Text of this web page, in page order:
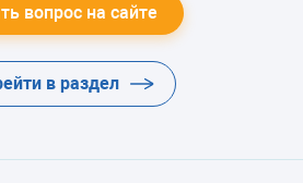
вопрос на сайте
в раздел